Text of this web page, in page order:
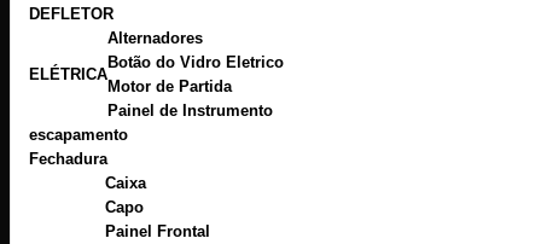
DEFLETOR
ELÉTRICA
Alternadores
Botão do Vidro Eletrico
Motor de Partida
Painel de Instrumento
escapamento
Fechadura
Caixa
Capo
Painel Frontal